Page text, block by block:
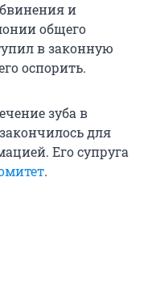
и
общего
в законную
оспорить.
зуба в
для
Его супруга
.